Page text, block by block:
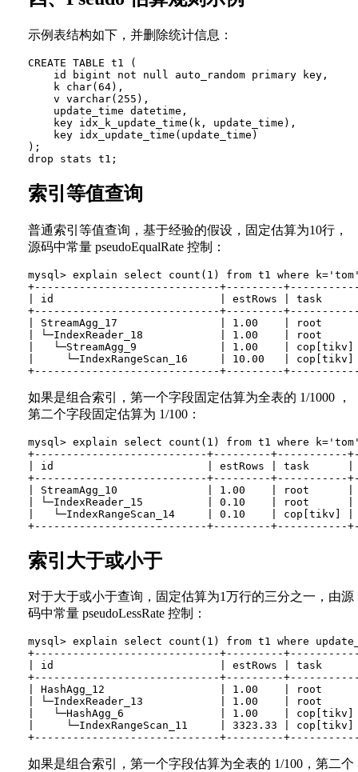
示例表结构如下，并删除统计信息：
CREATE TABLE t1 (
    id bigint not null auto_random primary key,
    k char(64),
    v varchar(255),
    update_time datetime,
    key idx_k_update_time(k, update_time),
    key idx_update_time(update_time)
);
索引等值查询
普通索引等值查询，基于经验的假设，固定估算为10行，
源码中常量 pseudoEqualRate 控制：
mysql> explain select count(1) from t1 where
+-----------------------------+---------
| id                          | estRows | task
+-----------------------------+---------
| StreamAgg_17                | 1.00    | root
| └─IndexReader_18            | 1.00    |
|   └─StreamAgg_9             | 1.00    |
|     └─IndexRangeScan_16     | 10.00   |
如果是组合索引，第一个字段固定估算为全表的 1/1000 ，
第二个字段固定估算为 1/100：
mysql> explain select count(1) from t1 where
+---------------------------+---------
| id                        | estRows | task
+---------------------------+---------
| StreamAgg_10              | 1.00    |
| └─IndexReader_15          | 0.10    |
|   └─IndexRangeScan_14     | 0.10    | cop[tikv] |
索引大于或小于
对于大于或小于查询，固定估算为1万行的三分之一，由源
码中常量 pseudoLessRate 控制：
mysql> explain select count(1) from t1 where
+-----------------------------+---------
| id                          | estRows | task
+-----------------------------+---------
| HashAgg_12                  | 1.00    |
| └─IndexReader_13            | 1.00    |
|   └─HashAgg_6               | 1.00    |
|     └─IndexRangeScan_11     | 3323.33 |
如果是组合索引，第一个字段估算为全表的 1/100，第二个